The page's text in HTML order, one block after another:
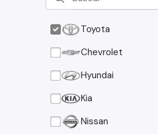
Toyota
Chevrolet
Hyundai
Kia
Nissan